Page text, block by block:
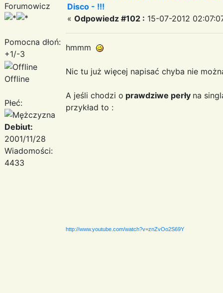
Forumowicz
Pomocna dłoń:
+1/-3
Offline
Płeć:
Debiut:
2001/11/28
Wiadomości:
4433
Disco - !!!
« Odpowiedz #102 : 15-07-2012
hmmm
Nic tu już więcej napisać chyba nie
A jeśli chodzi o prawdziwe perły na
przykład to :
http://www.youtube.com/watch?v=znZvOo2S69Y